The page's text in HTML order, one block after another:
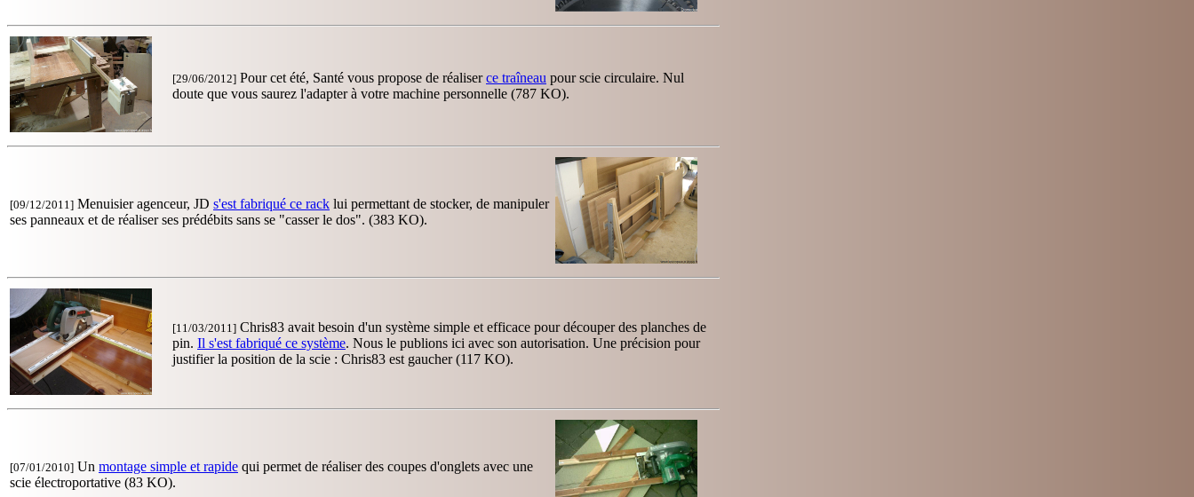
[29/06/2012] Pour cet été, Santé vous propose de réaliserce traîneau pour scie circulaire. Nul
doute que vous saurez l'adapter à votre machine personnelle (787 KO).
[09/12/2011] Menuisier agenceur, JD s'est fabriqué ce rack lui permettant de stocker, de manipuler
ses panneaux et de réaliser ses prédébits sans se "casser le dos". (383 KO).
[11/03/2011] Chris83 avait besoin d'un système simple et efficace pour découper des planches de
pin. Il s'est fabriqué ce système. Nous le publions ici avec son autorisation. Une précision pour
justifier la position de la scie : Chris83 est gaucher (117 KO).
[07/01/2010] Un montage simple et rapide qui permet de réaliser des coupes d'onglets avec une
scie électroportative (83 KO).